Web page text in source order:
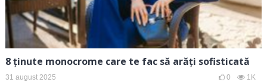
8 ținute monocrome care te fac să arăți sofisticată
31 august 2025 0 1K